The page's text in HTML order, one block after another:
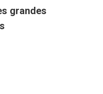
grandes